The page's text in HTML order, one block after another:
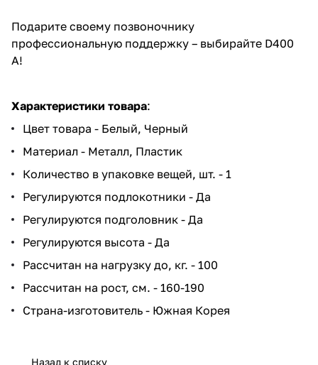
Подарите своему позвоночнику
профессиональную поддержку – выбирайте D400
A!
Характеристики товара:
Цвет товара - Белый, Черный
Материал - Металл, Пластик
Количество в упаковке вещей, шт. - 1
Регулируются подлокотники - Да
Регулируются подголовник - Да
Регулируются высота - Да
Рассчитан на нагрузку до, кг. - 100
Рассчитан на рост, см. - 160-190
Страна-изготовитель - Южная Корея
Назад к списку